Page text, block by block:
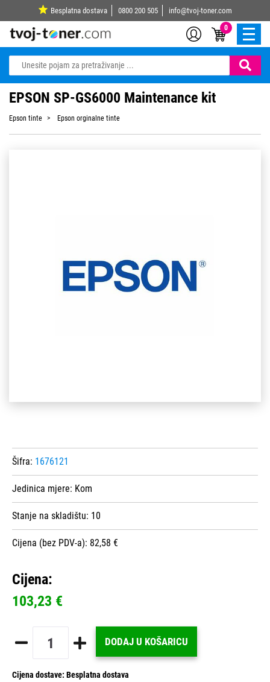
Besplatna dostava 0800 200 505 info@tvoj-toner.com
0
EPSON SP-GS6000 Maintenance kit
Epson tinte Epson orginalne tinte
Šifra: 1676121
Jedinica mjere: Kom
Stanje na skladištu: 10
Cijena (bez PDV-a): 82,58 €
Cijena:
103,23 €
DODAJ U KOŠARICU
Cijena dostave: Besplatna dostava